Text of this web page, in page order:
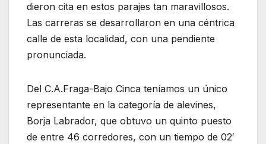
dieron cita en estos parajes tan maravillosos.
Las carreras se desarrollaron en una céntrica
calle de esta localidad, con una pendiente
pronunciada.
Del C.A.Fraga-Bajo Cinca teníamos un único
representante en la categoría de alevines,
Borja Labrador, que obtuvo un quinto puesto
de entre 46 corredores, con un tiempo de 02′